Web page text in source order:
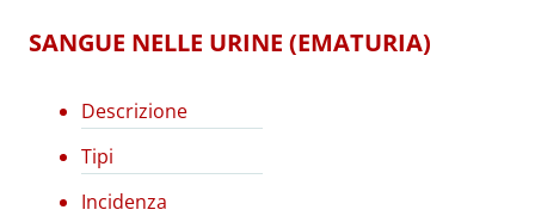
SANGUE NELLE URINE (EMATURIA)
Descrizione
Tipi
Incidenza